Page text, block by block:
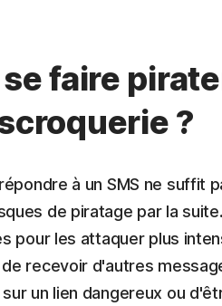
faire
?
à un SMS ne suffit
de piratage par la
pour les attaquer plus
recevoir d'autres
un lien dangereux ou